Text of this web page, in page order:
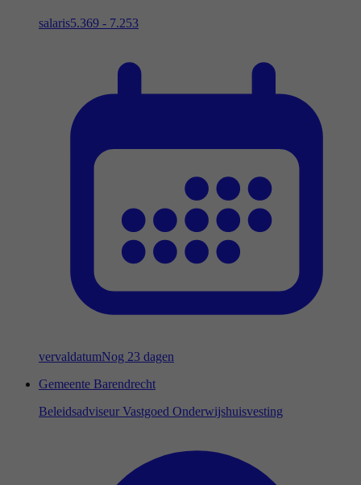
salaris5.369 - 7.253
vervaldatumNog 23 dagen
Gemeente Barendrecht
Beleidsadviseur Vastgoed Onderwijshuisvesting